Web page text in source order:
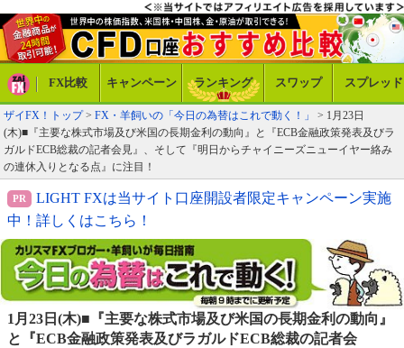
FX比較 キャンペーン ランキング スワップ スプレッド
ザイFX！トップ> FX・羊飼いの「今日の為替はこれで動く！」
> 1月23日
(木)■『主要な株式市場及び米国の長期金利の動向』と『ECB金融政策発表及びラ
ガルドECB総裁の記者会見』、そして『明日からチャイニーズニューイヤー絡み
の連休入りとなる点』に注目！
LIGHT FXは当サイト口座開設者限定キャンペーン実施
中！詳しくはこちら！
1月23日(木)■『主要な株式市場及び米国の長期金利の動向』
と『ECB金融政策発表及びラガルドECB総裁の記者会